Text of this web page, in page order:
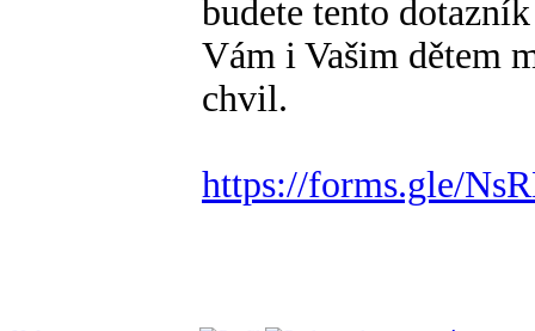
budete tento
Vám i Vašim dětem
chvil.
https://forms.gle/